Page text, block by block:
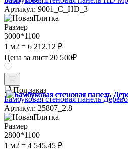
Артикул: 9001_C_HD_3
Размер
3000*1100
1 м2 = 6 212.12 ₽
Цена за лист 20 500₽
Под заказ
Бамбуковая стеновая панель
Артикул: 25807_2.8
Размер
2800*1100
1 м2 = 4 545.45 ₽